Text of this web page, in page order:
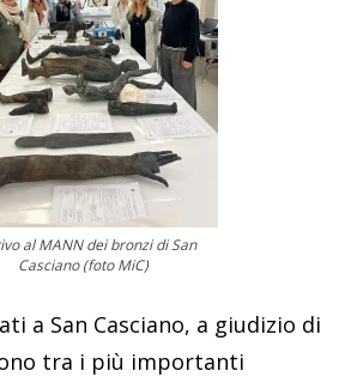
al MANN dei bronzi di San
Casciano (foto MiC)
a San Casciano, a giudizio di
tra i più importanti